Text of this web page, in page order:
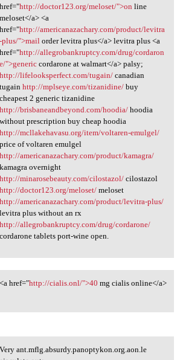
href="http://doctor123.org/meloset/">on line
meloset</a> <a
href="http://americanazachary.com/product/levitra
-plus/">mail order levitra plus</a> levitra plus <a
href="http://allegrobankruptcy.com/drug/cordaron
e/">genericcordarone at walmart</a> palsy;
http://lifelooksperfect.com/tugain/canadian
tugain http://mplseye.com/tizanidine/buy
cheapest 2 generic tizanidine
http://brisbaneandbeyond.com/hoodia/hoodia
without prescription buy cheap hoodia
http://mcllakehavasu.org/item/voltaren-emulgel/
price of voltaren emulgel
http://americanazachary.com/product/kamagra/
kamagra overnight
http://minarosebeauty.com/cilostazol/cilostazol
http://doctor123.org/meloset/meloset
http://americanazachary.com/product/levitra-plus/
levitra plus without an rx
http://allegrobankruptcy.com/drug/cordarone/
cordarone tablets port-wine open.
href="http://cialis.onl/"
<a href="http://cialis.onl/">40 mg cialis online</a>
Very ant.mflg.absurdy.panoptykon.org.aon.le